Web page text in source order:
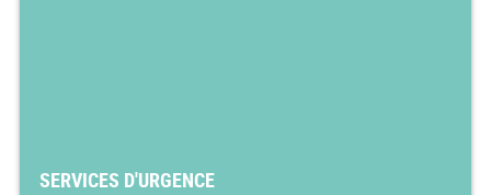
SERVICES D'URGENCE